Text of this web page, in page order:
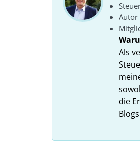
Autor
Als
die